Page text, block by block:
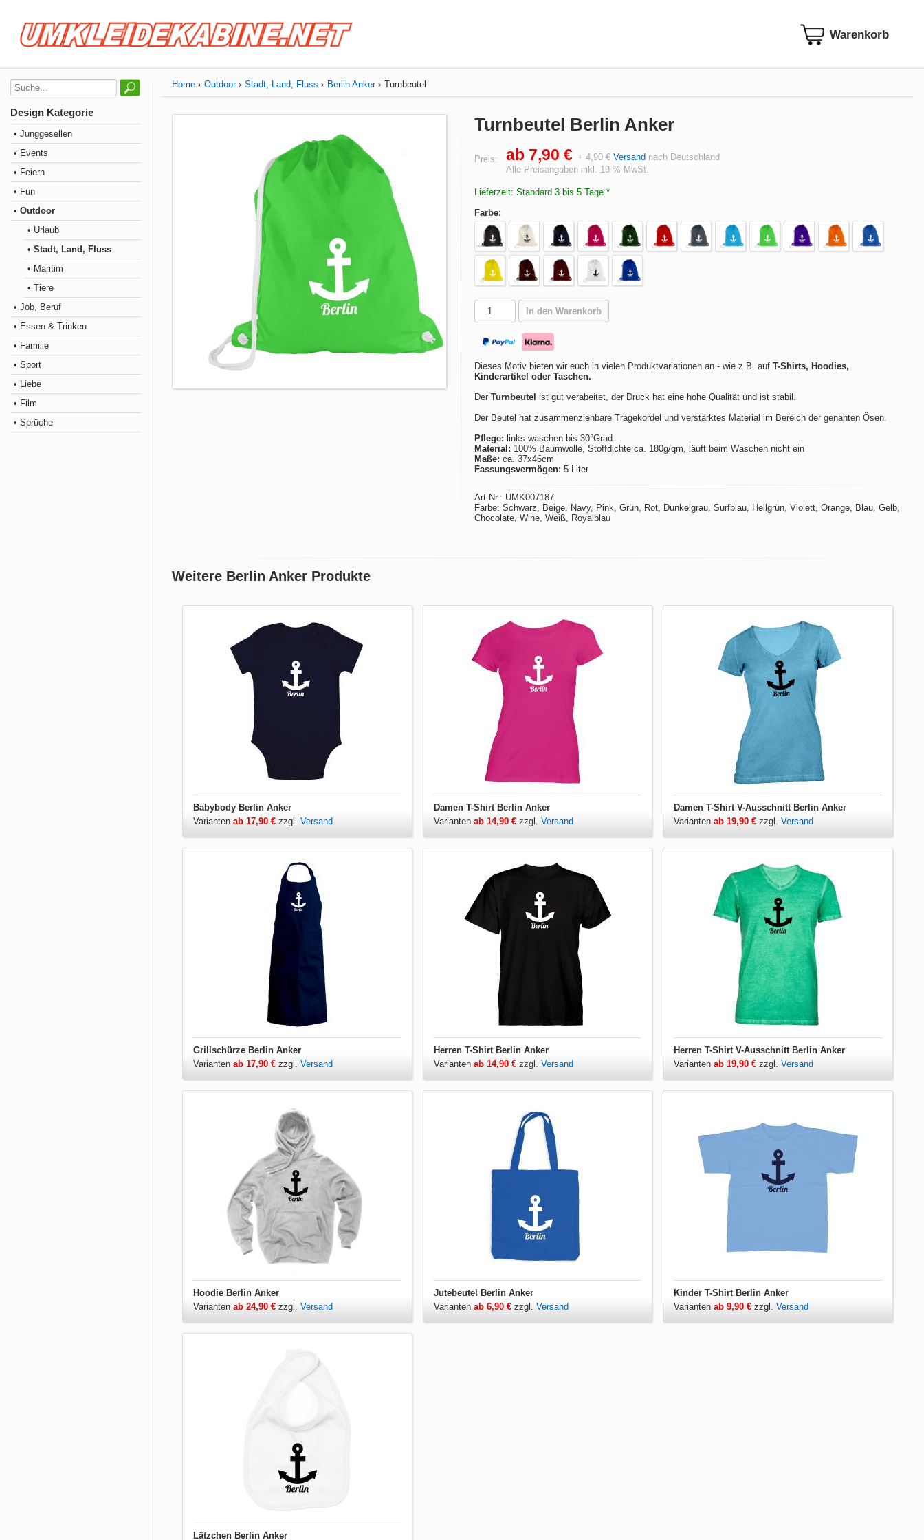
Design Kategorie
• Junggesellen
• Events
• Feiern
• Fun
• Outdoor
• Urlaub
• Stadt, Land, Fluss
• Maritim
• Tiere
• Job, Beruf
• Essen & Trinken
• Familie
• Sport
• Liebe
• Film
• Sprüche
Home Outdoor Stadt, Land, Fluss Berlin Anker Turnbeutel
Turnbeutel Berlin Anker
Preis: ab 7,90 € + 4,90 € Versand nach Deutschland
Alle Preisangaben inkl. 19 % MwSt.
Lieferzeit: Standard 3 bis 5 Tage *
Farbe:
In den Warenkorb
Dieses Motiv bieten wir euch in vielen Produktvariationen an - wie z.B. auf T-Shirts, Hoodies,
Kinderartikel oder Taschen.
Der Turnbeutel ist gut verabeitet, der Druck hat eine hohe Qualität und ist stabil.
Der Beutel hat zusammenziehbare Tragekordel und verstärktes Material im Bereich der genähten Ösen.
Pflege: links waschen bis 30°Grad
Material: 100% Baumwolle, Stoffdichte ca. 180g/qm, läuft beim Waschen nicht ein
Maße: ca. 37x46cm
Fassungsvermögen: 5 Liter
Art-Nr.: UMK007187
Farbe: Schwarz, Beige, Navy, Pink, Grün, Rot, Dunkelgrau, Surfblau, Hellgrün, Violett, Orange, Blau, Gelb,
Chocolate, Wine, Weiß, Royalblau
Weitere Berlin Anker Produkte
Babybody Berlin Anker
Varianten ab 17,90 € zzgl. Versand
Damen T-Shirt Berlin Anker
Varianten ab 14,90 €zzgl. Versand
Damen T-Shirt V-Ausschnitt Berlin Anker
Variantenab 19,90 € zzgl.Versand
Grillschürze Berlin Anker
Varianten ab 17,90 € zzgl. Versand
Herren T-Shirt Berlin Anker
Varianten ab 14,90 €zzgl. Versand
Herren T-Shirt V-Ausschnitt Berlin Anker
Variantenab 19,90 € zzgl.Versand
Hoodie Berlin Anker
Varianten ab 24,90 € zzgl. Versand
Jutebeutel Berlin Anker
Varianten ab 6,90 €zzgl. Versand
Kinder T-Shirt Berlin Anker
Variantenab 9,90 € zzgl.Versand
Lätzchen Berlin Anker